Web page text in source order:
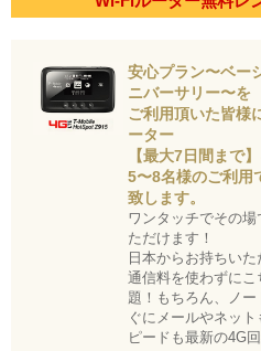
安心プラン〜ベー
ニバーサリー〜を
ご利用頂いた皆様
ーター
【最大7日間まで
5〜8名様のご利用
致します。
ワンタッチでその
ただけます！
日本からお持ちい
通信料を使わずに
題！もちろん、ノ
ぐにメールやネッ
ピードも最新の4G